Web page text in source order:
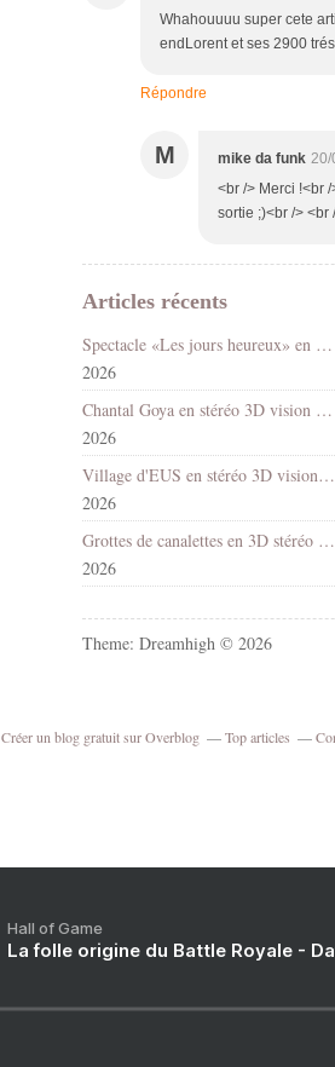
Whahouuuu super cete
endLorent et ses 2900
Répondre
M mike da funk 20/
<br /> Merci !<br
sortie ;)<br /> <br
Articles récents
Spectacle «Les jours heureux» en 3D stéréo vision croisée
2026
Chantal Goya en stéréo 3D vision croisée
2026
Village d'EUS en stéréo 3D vision croisée
2026
Grottes de canalettes en 3D stéréo vision croisée
2026
Theme: Dreamhigh © 2026
Créer un blog gratuit sur Overblog Top articles
Hall of Game
La folle origine du Battle Royale -